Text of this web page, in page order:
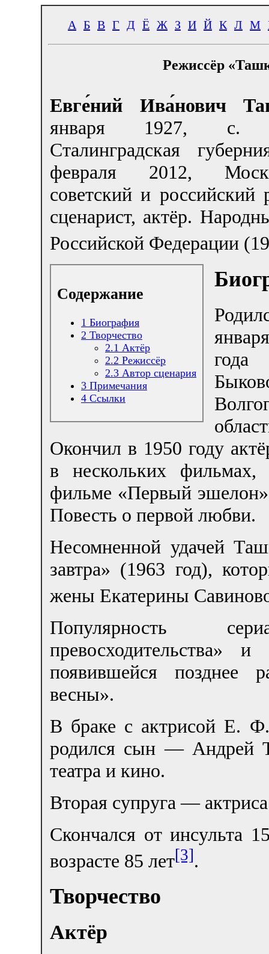
А Б В Г Д Ё Ж З И Й К Л М
Режиссёр
Евге́ний Ива́нович
января 1927, с.
Сталинградская
февраля 2012,
советский и российский
сценарист, актёр.
Российской Федерации
Содержание
1 Биография
2 Творчество
2.1 Актёр
2.2 Режиссёр
2.3 Автор сценария
3 Примечания
4 Ссылки
Окончил в 1950 году
в нескольких фильмах,
фильме «Первый
Повесть о первой любви.
Несомненной удачей
завтра» (1963 год),
жены Екатерины
Популярность
превосходительства»
появившейся позднее
весны».
В браке с актрисой Е.
родился сын — Андрей
театра и кино.
Вторая супруга —
Скончался от инсульта
возрасте 85 лет[3].
Творчество
Актёр